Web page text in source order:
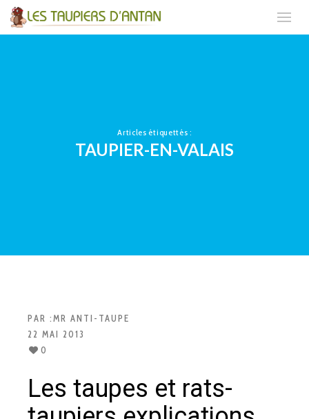
Articles étiquettés :
TAUPIER-EN-VALAIS
PAR :MR ANTI-TAUPE
22 MAI 2013
0
Les taupes et rats-